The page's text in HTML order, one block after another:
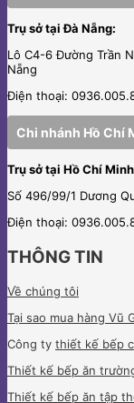
Trụ sở tại Đà Nẵng:
Lô C4-6 Đường Trần
Nẵng
Điện thoại:
Chi nhánh Hồ Chí
Trụ sở tại Hồ Chí
Số 496/99/1 Dương
Điện thoại:
THÔNG TIN
Về chúng tôi
Tại sao mua hàng Vũ
Công ty thiết kế bếp
Thiết kế bếp ăn
Thiết kế bếp ăn tập